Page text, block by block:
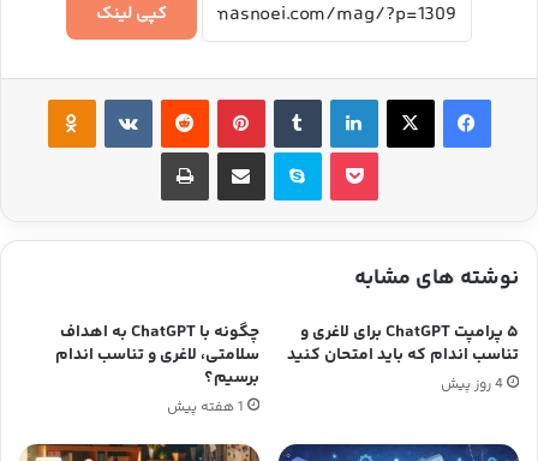
کپی لینک
فیس بوک ایکس لینکدین ‫پین‌ترست ‫رددیت ‫VKontakte
پاکت اسکایپ اشتراک گذاری از طریق ایمیل چاپ
نوشته های مشابه
۵ پرامپت ChatGPT برای لاغری و
تناسب اندام که باید امتحان کنید
4 روز پیش
چگونه با ChatGPT به اهداف
سلامتی، لاغری و تناسب اندام
برسیم؟
1 هفته پیش